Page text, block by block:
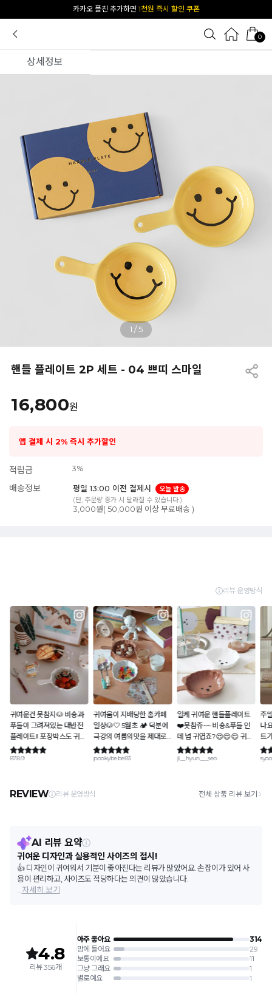
[공식몰 단독] 앱 다운받고2% 결제 할인 받기
0
상세정보
1 /5
핸들 플레이트 2P 세트 - 04 쁘띠 스마일
16,800원
앱 결제 시 2% 즉시 추가할인
적립금 3%
배송정보 평일 13:00 이전 결제시
오늘 발송
(단, 주문량 증가 시 달라질 수 있습니다.)
3,000원( 50,000원 이상 무료배송 )